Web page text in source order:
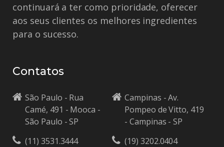
continuará a ter como prioridade, oferecer
aos seus clientes os melhores ingredientes
para o sucesso.
Contatos
São Paulo - Rua
Camé, 491 - Mooca -
São Paulo - SP
(11) 3531.3444
Campinas - Av.
Pompeo de Vitto, 419
- Campinas - SP
(19) 3202.0404